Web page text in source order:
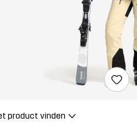
product vinden